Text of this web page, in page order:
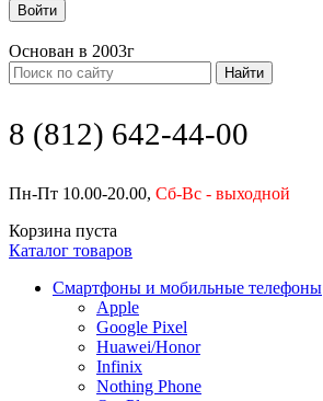
Войти
Основан в 2003г
Найти
8 (812) 642-44-00
Пн-Пт 10.00-20.00, Сб-Вс - выходной
Корзина пуста
Каталог товаров
Смартфоны и мобильные телефоны
Apple
Google Pixel
Huawei/Honor
Infinix
Nothing Phone